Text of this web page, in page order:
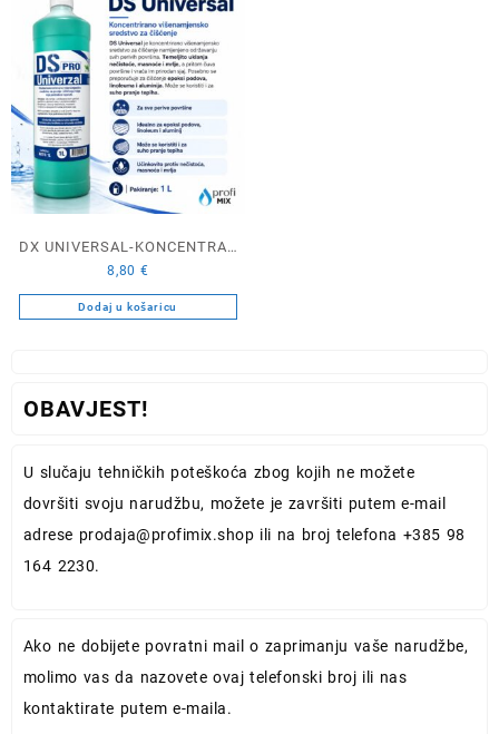
8,30 €.
DX UNIVERSAL-KONCENTRAT
1L
8,80 €
Dodaj u košaricu
OBAVJEST!
U slučaju tehničkih poteškoća zbog kojih ne možete
dovršiti svoju narudžbu, možete je završiti putem e-mail
adrese prodaja@profimix.shop ili na broj telefona +385 98
164 2230.
Ako ne dobijete povratni mail o zaprimanju vaše narudžbe,
molimo vas da nazovete ovaj telefonski broj ili nas
kontaktirate putem e-maila.